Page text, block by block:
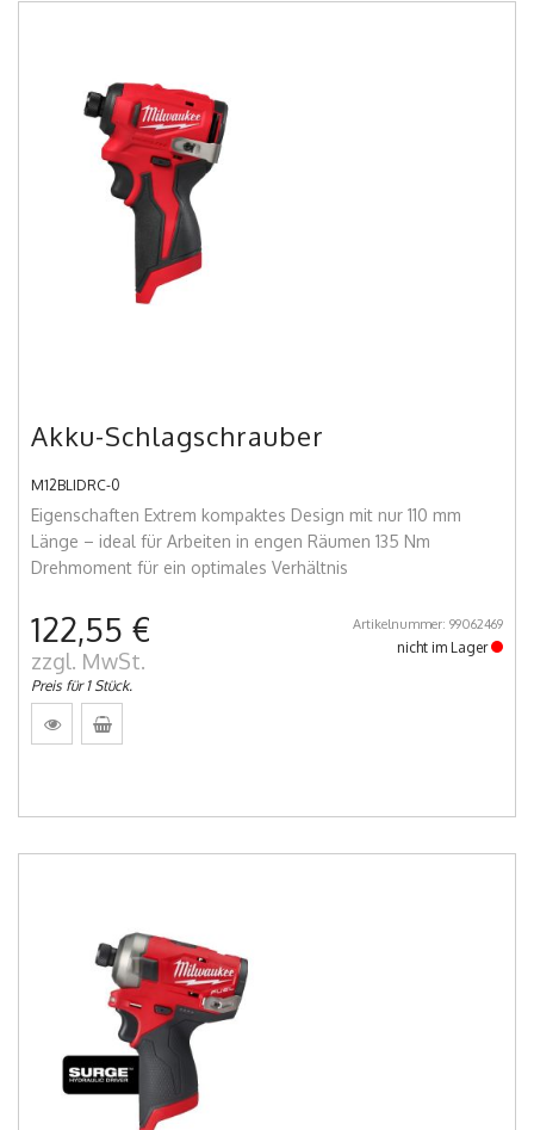
Akku-Schlagschrauber
M12BLIDRC-0
Eigenschaften Extrem kompaktes Design mit nur 110 mm
Länge – ideal für Arbeiten in engen Räumen 135 Nm
Drehmoment für ein optimales Verhältnis
122,55 €
zzgl. MwSt.
Preis für 1 Stück.
Artikelnummer: 99062469
nicht im Lager